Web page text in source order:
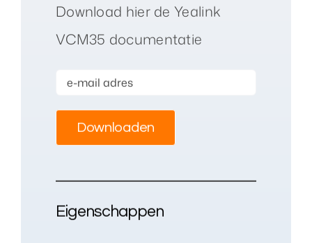
Download hier de Yealink
VCM35 documentatie
Eigenschappen